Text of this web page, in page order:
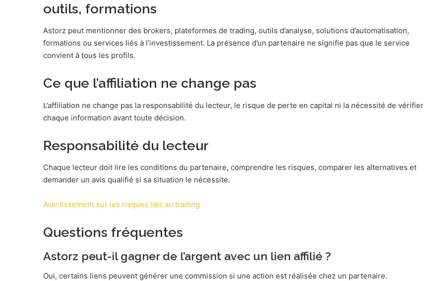
outils, formations
Astorz peut mentionner des brokers, plateformes de trading, outils d’analyse, solutions d’automatisation,
formations ou services liés à l’investissement. La présence d’un partenaire ne signifie pas que le service
convient à tous les profils.
Ce que l’affiliation ne change pas
L’affiliation ne change pas la responsabilité du lecteur, le risque de perte en capital ni la nécessité de vérifier
chaque information avant toute décision.
Responsabilité du lecteur
Chaque lecteur doit lire les conditions du partenaire, comprendre les risques, comparer les alternatives et
demander un avis qualifié si sa situation le nécessite.
Avertissement sur les risques liés au trading
Questions fréquentes
Astorz peut-il gagner de l’argent avec un lien affilié ?
Oui, certains liens peuvent générer une commission si une action est réalisée chez un partenaire.